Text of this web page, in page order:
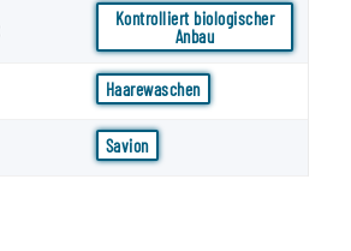
Kontrolliert biologischer
Anbau
Haarewaschen
Savion